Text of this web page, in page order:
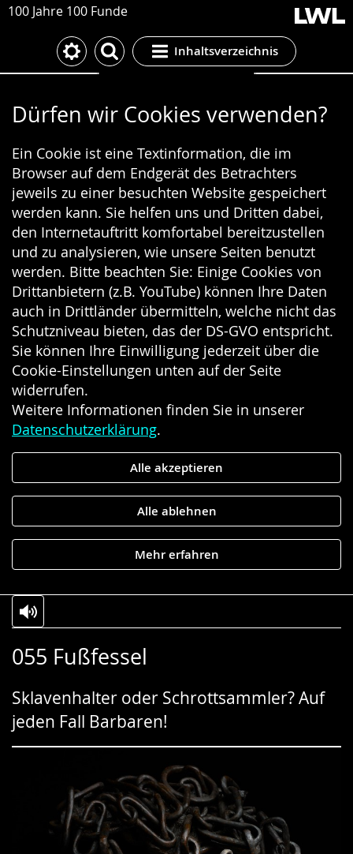
100 Jahre 100 Funde
Inhaltsverzeichnis
Cookie-Einstellungen
Dürfen wir Cookies verwenden?
Ein Cookie ist eine Textinformation, die im
Browser auf dem Endgerät des Betrachters
jeweils zu einer besuchten Website gespeichert
werden kann. Sie helfen uns und Dritten dabei,
den Internetauftritt komfortabel bereitzustellen
und zu analysieren, wie unsere Seiten benutzt
werden. Bitte beachten Sie: Einige Cookies von
Drittanbietern (z.B. YouTube) können Ihre Daten
auch in Drittländer übermitteln, welche nicht das
Schutzniveau bieten, das der DS-GVO entspricht.
Sie können Ihre Einwilligung jederzeit über die
Cookie-Einstellungen unten auf der Seite
widerrufen.
Weitere Informationen finden Sie in unserer
Datenschutzerklärung.
Alle akzeptieren
Alle ablehnen
Mehr erfahren
055 Fußfessel
Sklavenhalter oder Schrottsammler? Auf
jeden Fall Barbaren!
Leichten
wechseln.
Audio-
Video
Deutscher
Gebärdensprache
wird